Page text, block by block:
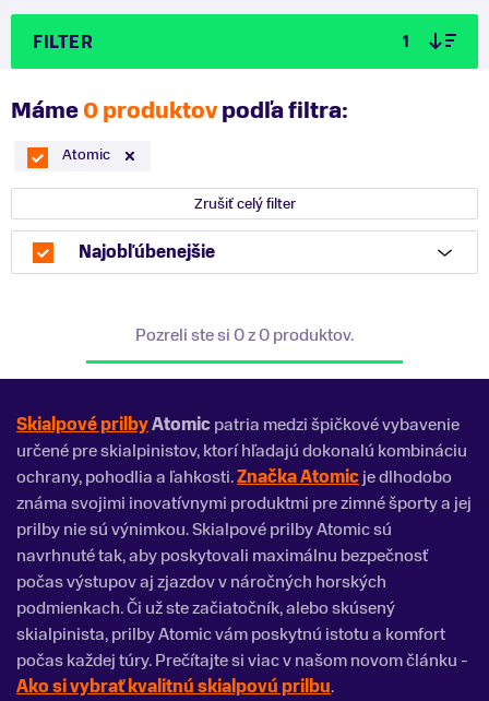
FILTER 1
Máme0 produktovpodľa filtra:
Atomic
Zrušiť celý filter
Najobľúbenejšie
Pozreli ste si 0 z 0 produktov.
Skialpové prilbyAtomicpatria medzi špičkové vybavenie
určené pre skialpinistov, ktorí hľadajú dokonalú kombináciu
ochrany, pohodlia a ľahkosti.Značka Atomicje dlhodobo
známa svojimi inovatívnymi produktmi pre zimné športy a jej
prilby nie sú výnimkou. Skialpové prilby Atomic sú
navrhnuté tak, aby poskytovali maximálnu bezpečnosť
počas výstupov aj zjazdov v náročných horských
podmienkach. Či už ste začiatočník, alebo skúsený
skialpinista, prilby Atomic vám poskytnú istotu a komfort
počas každej túry. Prečítajte si viac v našom novom článku -
Ako si vybrať kvalitnú skialpovú prilbu.